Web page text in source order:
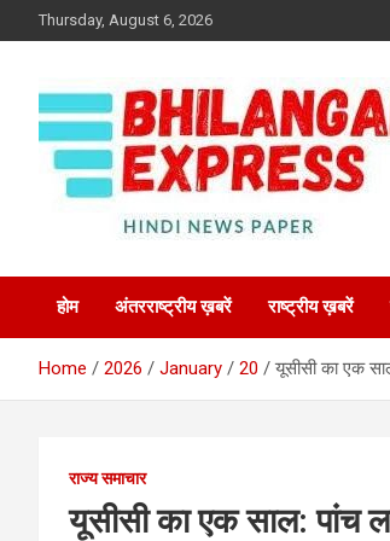
to
Thursday, August 6, 2026
Bhilangana
होम अंतरराष्ट्रीय ख़बरें राष्ट्रीय ख़बरें
Home 2026 January 20 यूसीसी का एक
राज्य समाचार
यूसीसी का एक साल: पांच